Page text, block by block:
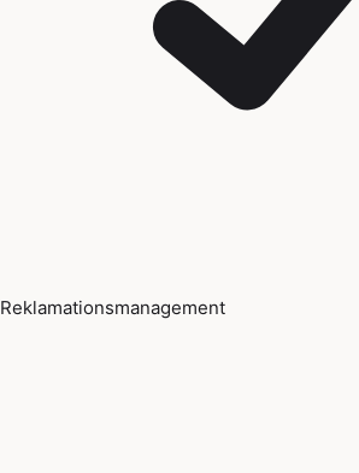
Reklamationsmanagement